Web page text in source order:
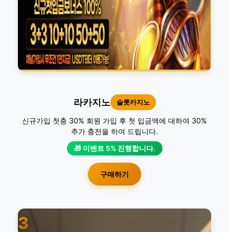
라카지노 슬롯카지노
신규가입 첫충 30% 회원 가입 후 첫 입금액에 대하여 30%
추가 충전을 하여 드립니다.
🎁 이벤트 5% 진행합니다.
구매하기
3